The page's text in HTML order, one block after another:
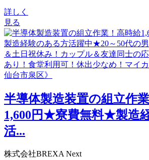
詳しく
見る
半導体製造装置の組立作
1,600円★寮費無料★製造
活...
株式会社BREXA Next